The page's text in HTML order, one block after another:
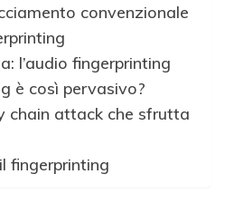
convenzionale
l’audio fingerprinting
è così pervasivo?
chain attack che sfrutta
fingerprinting